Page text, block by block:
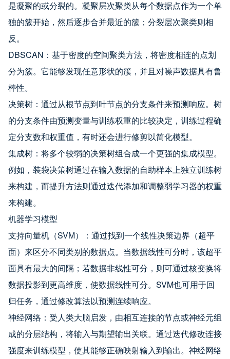
是凝聚的或分裂的。凝聚层次聚类从每个数据点作为一个单
独的簇开始，然后逐步合并最近的簇；分裂层次聚类则相
反。
DBSCAN：基于密度的空间聚类方法，将密度相连的点划
分为簇。它能够发现任意形状的簇，并且对噪声数据具有鲁
棒性。
决策树：通过从根节点到叶节点的分支条件来预测响应。树
的分支条件由预测变量与训练权重的比较决定，训练过程确
定分支数和权重值，有时还会进行修剪以简化模型。
集成树：将多个较弱的决策树组合成一个更强的集成模型。
例如，装袋决策树通过在输入数据的自助样本上独立训练树
来构建，而提升方法则通过迭代添加和调整弱学习器的权重
来构建。
机器学习模型
支持向量机（SVM）：通过找到一个线性决策边界（超平
面）来区分不同类别的数据点。当数据线性可分时，该超平
面具有最大的间隔；若数据非线性可分，则可通过核变换将
数据投影到更高维度，使数据线性可分。SVM也可用于回
归任务，通过修改算法以预测连续响应。
神经网络：受人类大脑启发，由相互连接的节点或神经元组
成的分层结构，将输入与期望输出关联。通过迭代修改连接
强度来训练模型，使其能够正确映射输入到输出。神经网络